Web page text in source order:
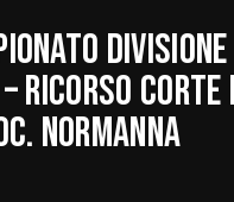
Divisione
Ricorso Corte
Normanna